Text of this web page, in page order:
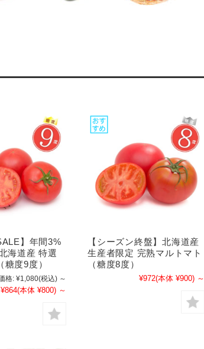
】年間3%
海道産 特選
糖度9度）
格: ¥1,080(税込) ～
¥864(本体 ¥800) ～
【シーズン終盤】北海道産
生産者限定 完熟マルトマト
（糖度8度）
¥972(本体 ¥900) ～